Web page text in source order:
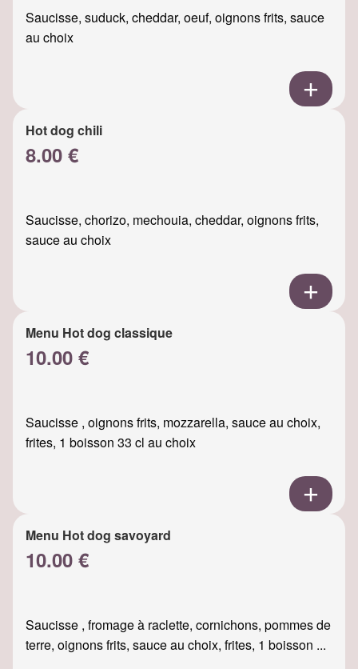
Saucisse, suduck, cheddar, oeuf, oignons frits, sauce
au choix
Hot dog chili
8.00 €
Saucisse, chorizo, mechouia, cheddar, oignons frits,
sauce au choix
Menu Hot dog classique
10.00 €
Saucisse , oignons frits, mozzarella, sauce au choix,
frites, 1 boisson 33 cl au choix
Menu Hot dog savoyard
10.00 €
Saucisse , fromage à raclette, cornichons, pommes de
terre, oignons frits, sauce au choix, frites, 1 boisson ...